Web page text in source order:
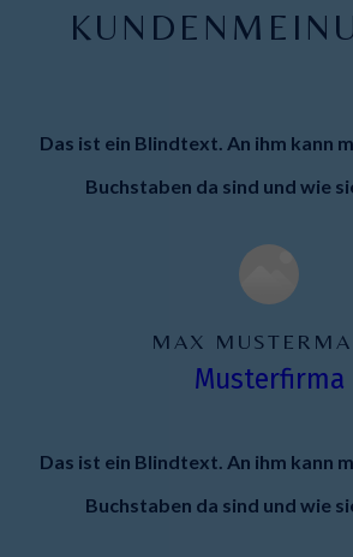
Das ist ein Blindtext. An ihm kann
Buchstaben da sind und wie
MAX
Musterfirma
Das ist ein Blindtext. An ihm kann
Buchstaben da sind und wie